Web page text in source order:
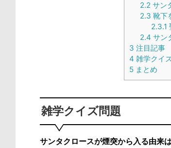
2.2 サン
2.3 靴下
2.3.1
2.4 サン
3 注目記事
4 雑学クイ
5まとめ
雑学クイズ問題
サンタクロースが煙突から入る由来